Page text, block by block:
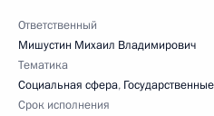
Ответственный
Мишустин Михаил Владимирович
Тематика
Социальная сфера,
Срок исполнения